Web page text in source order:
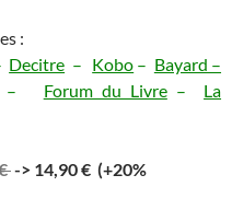
:
Decitre – Kobo – Bayard –
– Forum du Livre– La
-> 14,90 € (+20%